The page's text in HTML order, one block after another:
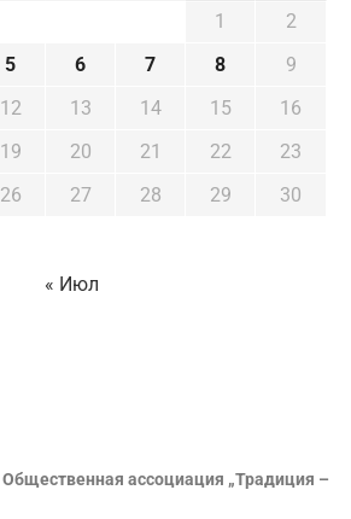
1
2
5 6 7 8
9
12 13 14 15
16
19 20 21 22
23
26 27 28 29
30
« Июл
Общественная ассоциация „Традиция –